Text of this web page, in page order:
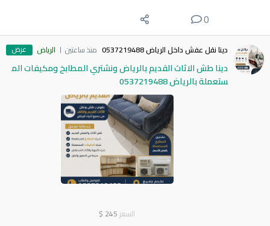
0
دينا نقل عفش داخل الرياض 0537219488 منذ ساعتين الرياض عرض
دينا طش الاثاث القديم بالرياض ونشتري المطابخ ومكيفات الم
ستعملة بالرياض 0537219488
السعر 245
$